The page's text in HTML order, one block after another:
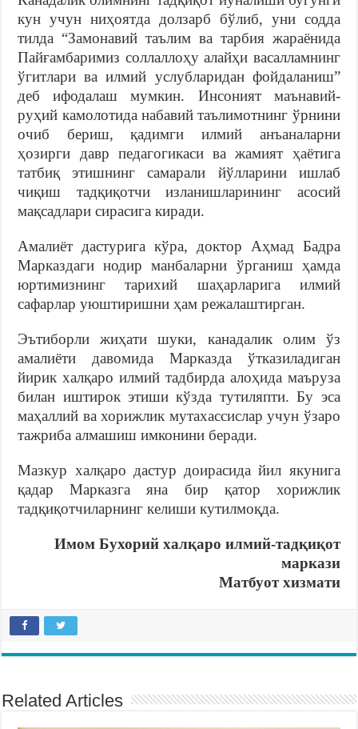
кун учун ниҳоятда долзарб бўлиб, уни содда
тилда “Замонавий таълим ва тарбия жараёнида
Пайғамбаримиз соллаллоҳу алайҳи васалламнинг
ўгитлари ва илмий услубларидан фойдаланиш”
деб ифодалаш мумкин. Инсоният маънавий-
руҳий камолотида набавий таълимотнинг ўрнини
очиб бериш, қадимги илмий анъаналарни
ҳозирги давр педагогикаси ва жамият ҳаётига
татбиқ этишнинг самарали йўлларини ишлаб
чиқиш тадқиқотчи изланишларининг асосий
мақсадлари сирасига киради.
Амалиёт дастурига кўра, доктор Аҳмад Бадра
Марказдаги нодир манбаларни ўрганиш ҳамда
юртимизнинг тарихий шаҳарларига илмий
сафарлар уюштиришни ҳам режалаштирган.
Эътиборли жиҳати шуки, канадалик олим ўз
амалиёти давомида Марказда ўтказиладиган
йирик халқаро илмий тадбирда алоҳида маъруза
билан иштирок этиши кўзда тутиляпти. Бу эса
маҳаллий ва хорижлик мутахассислар учун ўзаро
тажриба алмашиш имконини беради.
Мазкур халқаро дастур доирасида йил якунига
қадар Марказга яна бир қатор хорижлик
тадқиқотчиларнинг келиши кутилмоқда.
Имом Бухорий халқаро илмий-тадқиқот
маркази
Матбуот хизмати
Related Articles